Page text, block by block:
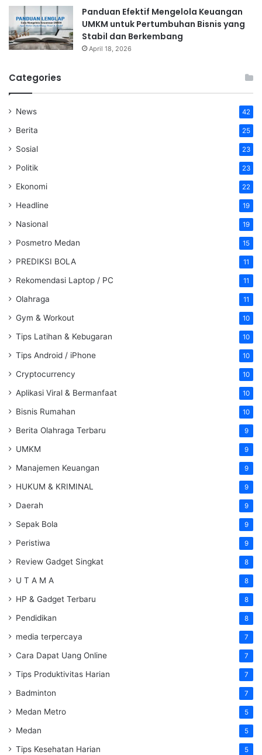
Panduan Efektif Mengelola Keuangan
UMKM untuk Pertumbuhan Bisnis yang
Stabil dan Berkembang
April 18, 2026
Categories
News 42
Berita 25
Sosial 23
Politik 23
Ekonomi 22
Headline 19
Nasional 19
Posmetro Medan 15
PREDIKSI BOLA 11
Rekomendasi Laptop / PC 11
Olahraga 11
Gym & Workout 10
Tips Latihan & Kebugaran 10
Tips Android / iPhone 10
Cryptocurrency 10
Aplikasi Viral & Bermanfaat 10
Bisnis Rumahan 10
Berita Olahraga Terbaru 9
UMKM 9
Manajemen Keuangan 9
HUKUM & KRIMINAL 9
Daerah 9
Sepak Bola 9
Peristiwa 9
Review Gadget Singkat 8
U T A M A 8
HP & Gadget Terbaru 8
Pendidikan 8
media terpercaya 7
Cara Dapat Uang Online 7
Tips Produktivitas Harian 7
Badminton 7
Medan Metro 5
Medan 5
Tips Kesehatan Harian 5